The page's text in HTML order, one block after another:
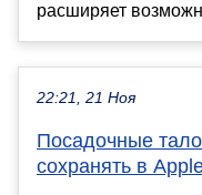
расширяет
22:21, 21 Ноя
Посадочные
сохранять в